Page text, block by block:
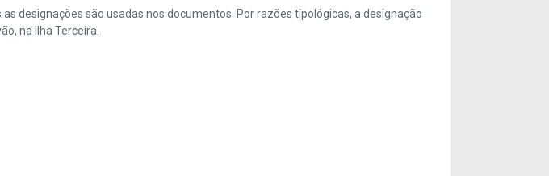
designações são usadas nos documentos. Por razões tipológicas, a designação
na Ilha Terceira.